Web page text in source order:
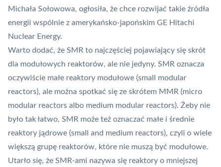
Michała Sołowowa, ogłosiła, że chce rozwijać takie źródła
energii wspólnie z amerykańsko-japońskim GE Hitachi
Nuclear Energy.
Warto dodać, że SMR to najczęściej pojawiający się skrót
dla modułowych reaktorów, ale nie jedyny. SMR oznacza
oczywiście małe reaktory modułowe (small modular
reactors), ale można spotkać się ze skrótem MMR (micro
modular reactors albo medium modular reactors). Żeby nie
było tak łatwo, SMR może też oznaczać małe i średnie
reaktory jądrowe (small and medium reactors), czyli o wiele
większą grupę reaktorów, które nie muszą być modułowe.
Utarło się, że SMR-ami nazywa się reaktory o mniejszej